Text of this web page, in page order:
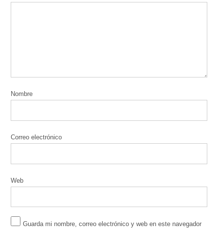
Nombre
Correo electrónico
Web
Guarda mi nombre, correo electrónico y web en este navegador